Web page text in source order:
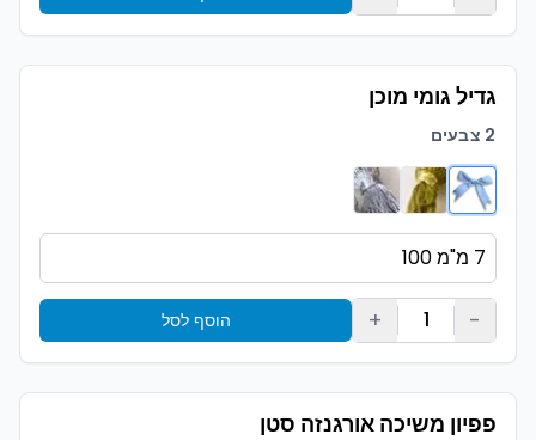
גדיל גומי מוכן
2 צבעים
-
1
+ הוסף לסל
פפיון משיכה אורגנזה סטן